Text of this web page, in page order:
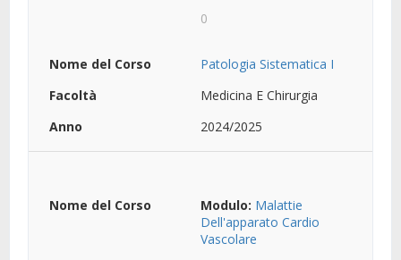
0
Patologia Sistematica I
Medicina E Chirurgia
2024/2025
Modulo: Malattie
Dell'apparato Cardio
Vascolare